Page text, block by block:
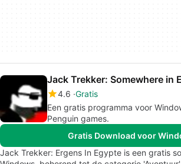
Jack Trekker: Somewhere in
4.6 Gratis
Een gratis programma voor
Penguin games.
Gratis Download voor
Jack Trekker: Ergens In Egypte is een gratis